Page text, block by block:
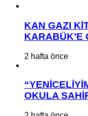
KAN GAZI
KARABÜK’E
2 hafta önce
OKULA